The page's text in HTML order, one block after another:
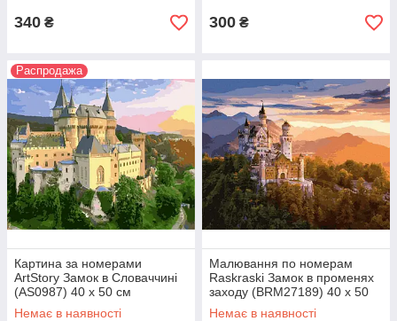
340 ₴ 300 ₴
Распродажа
Картина за номерами
ArtStory Замок в Словаччині
(AS0987) 40 х 50 см
Немає в наявності
Малювання по номерам
Raskraski Замок в променях
заходу (BRM27189) 40 х 50
см
Немає в наявності